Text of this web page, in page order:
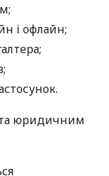
і офлайн;
юридичним